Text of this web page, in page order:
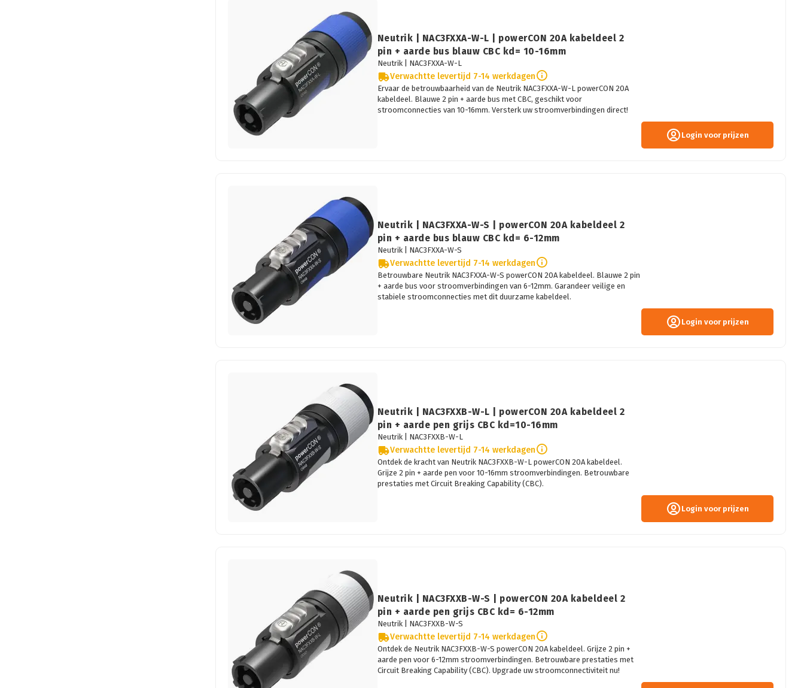
Neutrik | NAC3FXXA-W-L | powerCON 20A kabeldeel 2
pin + aarde bus blauw CBC kd= 10-16mm
Neutrik | NAC3FXXA-W-L
Verwachtte levertijd 7-14 werkdagen
Ervaar de betrouwbaarheid van de Neutrik NAC3FXXA-W-L powerCON 20A
kabeldeel. Blauwe 2 pin + aarde bus met CBC, geschikt voor
stroomconnecties van 10-16mm. Versterk uw stroomverbindingen direct!
Login voor prijzen
Neutrik | NAC3FXXA-W-S | powerCON 20A kabeldeel 2
pin + aarde bus blauw CBC kd= 6-12mm
Neutrik | NAC3FXXA-W-S
Verwachtte levertijd 7-14 werkdagen
Betrouwbare Neutrik NAC3FXXA-W-S powerCON 20A kabeldeel. Blauwe 2 pin
+ aarde bus voor stroomverbindingen van 6-12mm. Garandeer veilige en
stabiele stroomconnecties met dit duurzame kabeldeel.
Login voor prijzen
Neutrik | NAC3FXXB-W-L | powerCON 20A kabeldeel 2
pin + aarde pen grijs CBC kd=10-16mm
Neutrik | NAC3FXXB-W-L
Verwachtte levertijd 7-14 werkdagen
Ontdek de kracht van Neutrik NAC3FXXB-W-L powerCON 20A kabeldeel.
Grijze 2 pin + aarde pen voor 10-16mm stroomverbindingen. Betrouwbare
prestaties met Circuit Breaking Capability (CBC).
Login voor prijzen
Neutrik | NAC3FXXB-W-S | powerCON 20A kabeldeel 2
pin + aarde pen grijs CBC kd= 6-12mm
Neutrik | NAC3FXXB-W-S
Verwachtte levertijd 7-14 werkdagen
Ontdek de Neutrik NAC3FXXB-W-S powerCON 20A kabeldeel. Grijze 2 pin +
aarde pen voor 6-12mm stroomverbindingen. Betrouwbare prestaties met
Circuit Breaking Capability (CBC). Upgrade uw stroomconnectiviteit nu!